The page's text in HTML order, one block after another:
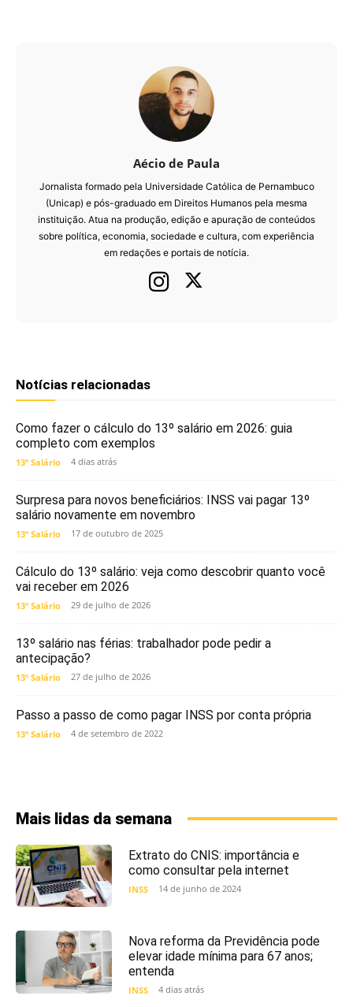
Aécio de Paula
Jornalista formado pela Universidade Católica de Pernambuco
(Unicap) e pós-graduado em Direitos Humanos pela mesma
instituição. Atua na produção, edição e apuração de conteúdos
sobre política, economia, sociedade e cultura, com experiência
em redações e portais de notícia.
Notícias relacionadas
Como fazer o cálculo do 13º salário em 2026: guia
completo com exemplos
13º Salário 4 dias atrás
Surpresa para novos beneficiários: INSS vai pagar 13º
salário novamente em novembro
13º Salário 17 de outubro de 2025
Cálculo do 13º salário: veja como descobrir quanto você
vai receber em 2026
13º Salário 29 de julho de 2026
13º salário nas férias: trabalhador pode pedir a
antecipação?
13º Salário 27 de julho de 2026
Passo a passo de como pagar INSS por conta própria
13º Salário 4 de setembro de 2022
Mais lidas da semana
Extrato do CNIS: importância e
como consultar pela internet
INSS 14 de junho de 2024
Nova reforma da Previdência pode
elevar idade mínima para 67 anos;
entenda
INSS 4 dias atrás